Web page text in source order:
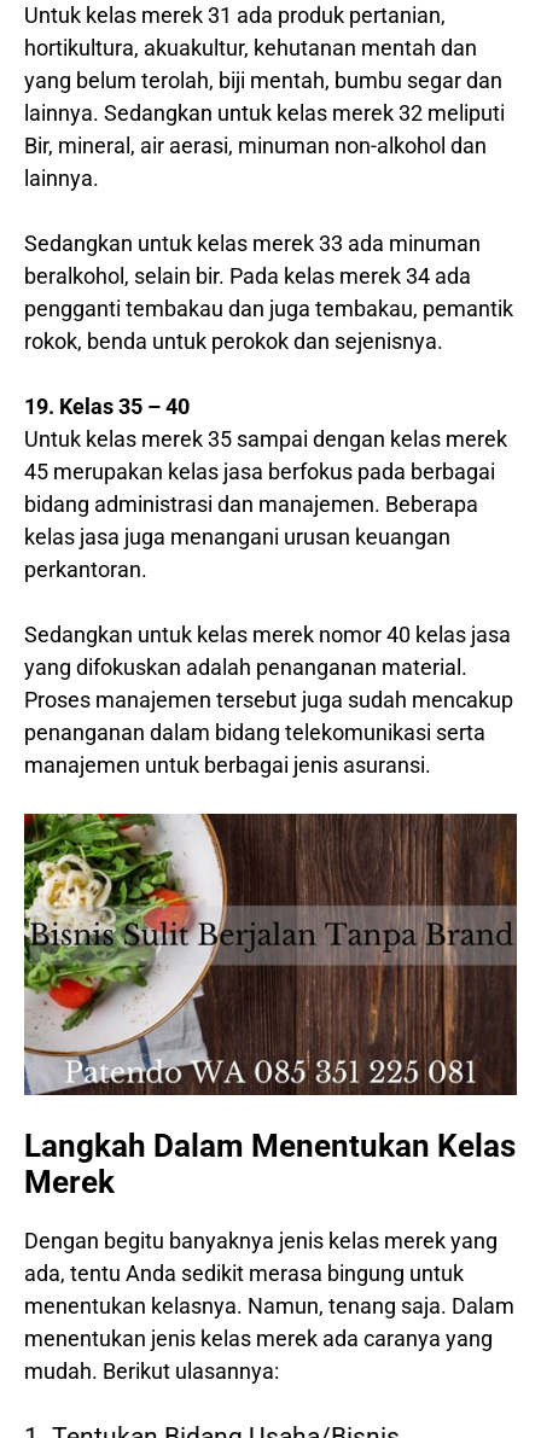
Untuk kelas merek 31 ada produk pertanian,
hortikultura, akuakultur, kehutanan mentah dan
yang belum terolah, biji mentah, bumbu segar dan
lainnya. Sedangkan untuk kelas merek 32 meliputi
Bir, mineral, air aerasi, minuman non-alkohol dan
lainnya.
Sedangkan untuk kelas merek 33 ada minuman
beralkohol, selain bir. Pada kelas merek 34 ada
pengganti tembakau dan juga tembakau, pemantik
rokok, benda untuk perokok dan sejenisnya.
19. Kelas 35 – 40
Untuk kelas merek 35 sampai dengan kelas merek
45 merupakan kelas jasa berfokus pada berbagai
bidang administrasi dan manajemen. Beberapa
kelas jasa juga menangani urusan keuangan
perkantoran.
Sedangkan untuk kelas merek nomor 40 kelas jasa
yang difokuskan adalah penanganan material.
Proses manajemen tersebut juga sudah mencakup
penanganan dalam bidang telekomunikasi serta
manajemen untuk berbagai jenis asuransi.
Langkah Dalam Menentukan Kelas
Merek
Dengan begitu banyaknya jenis kelas merek yang
ada, tentu Anda sedikit merasa bingung untuk
menentukan kelasnya. Namun, tenang saja. Dalam
menentukan jenis kelas merek ada caranya yang
mudah. Berikut ulasannya: